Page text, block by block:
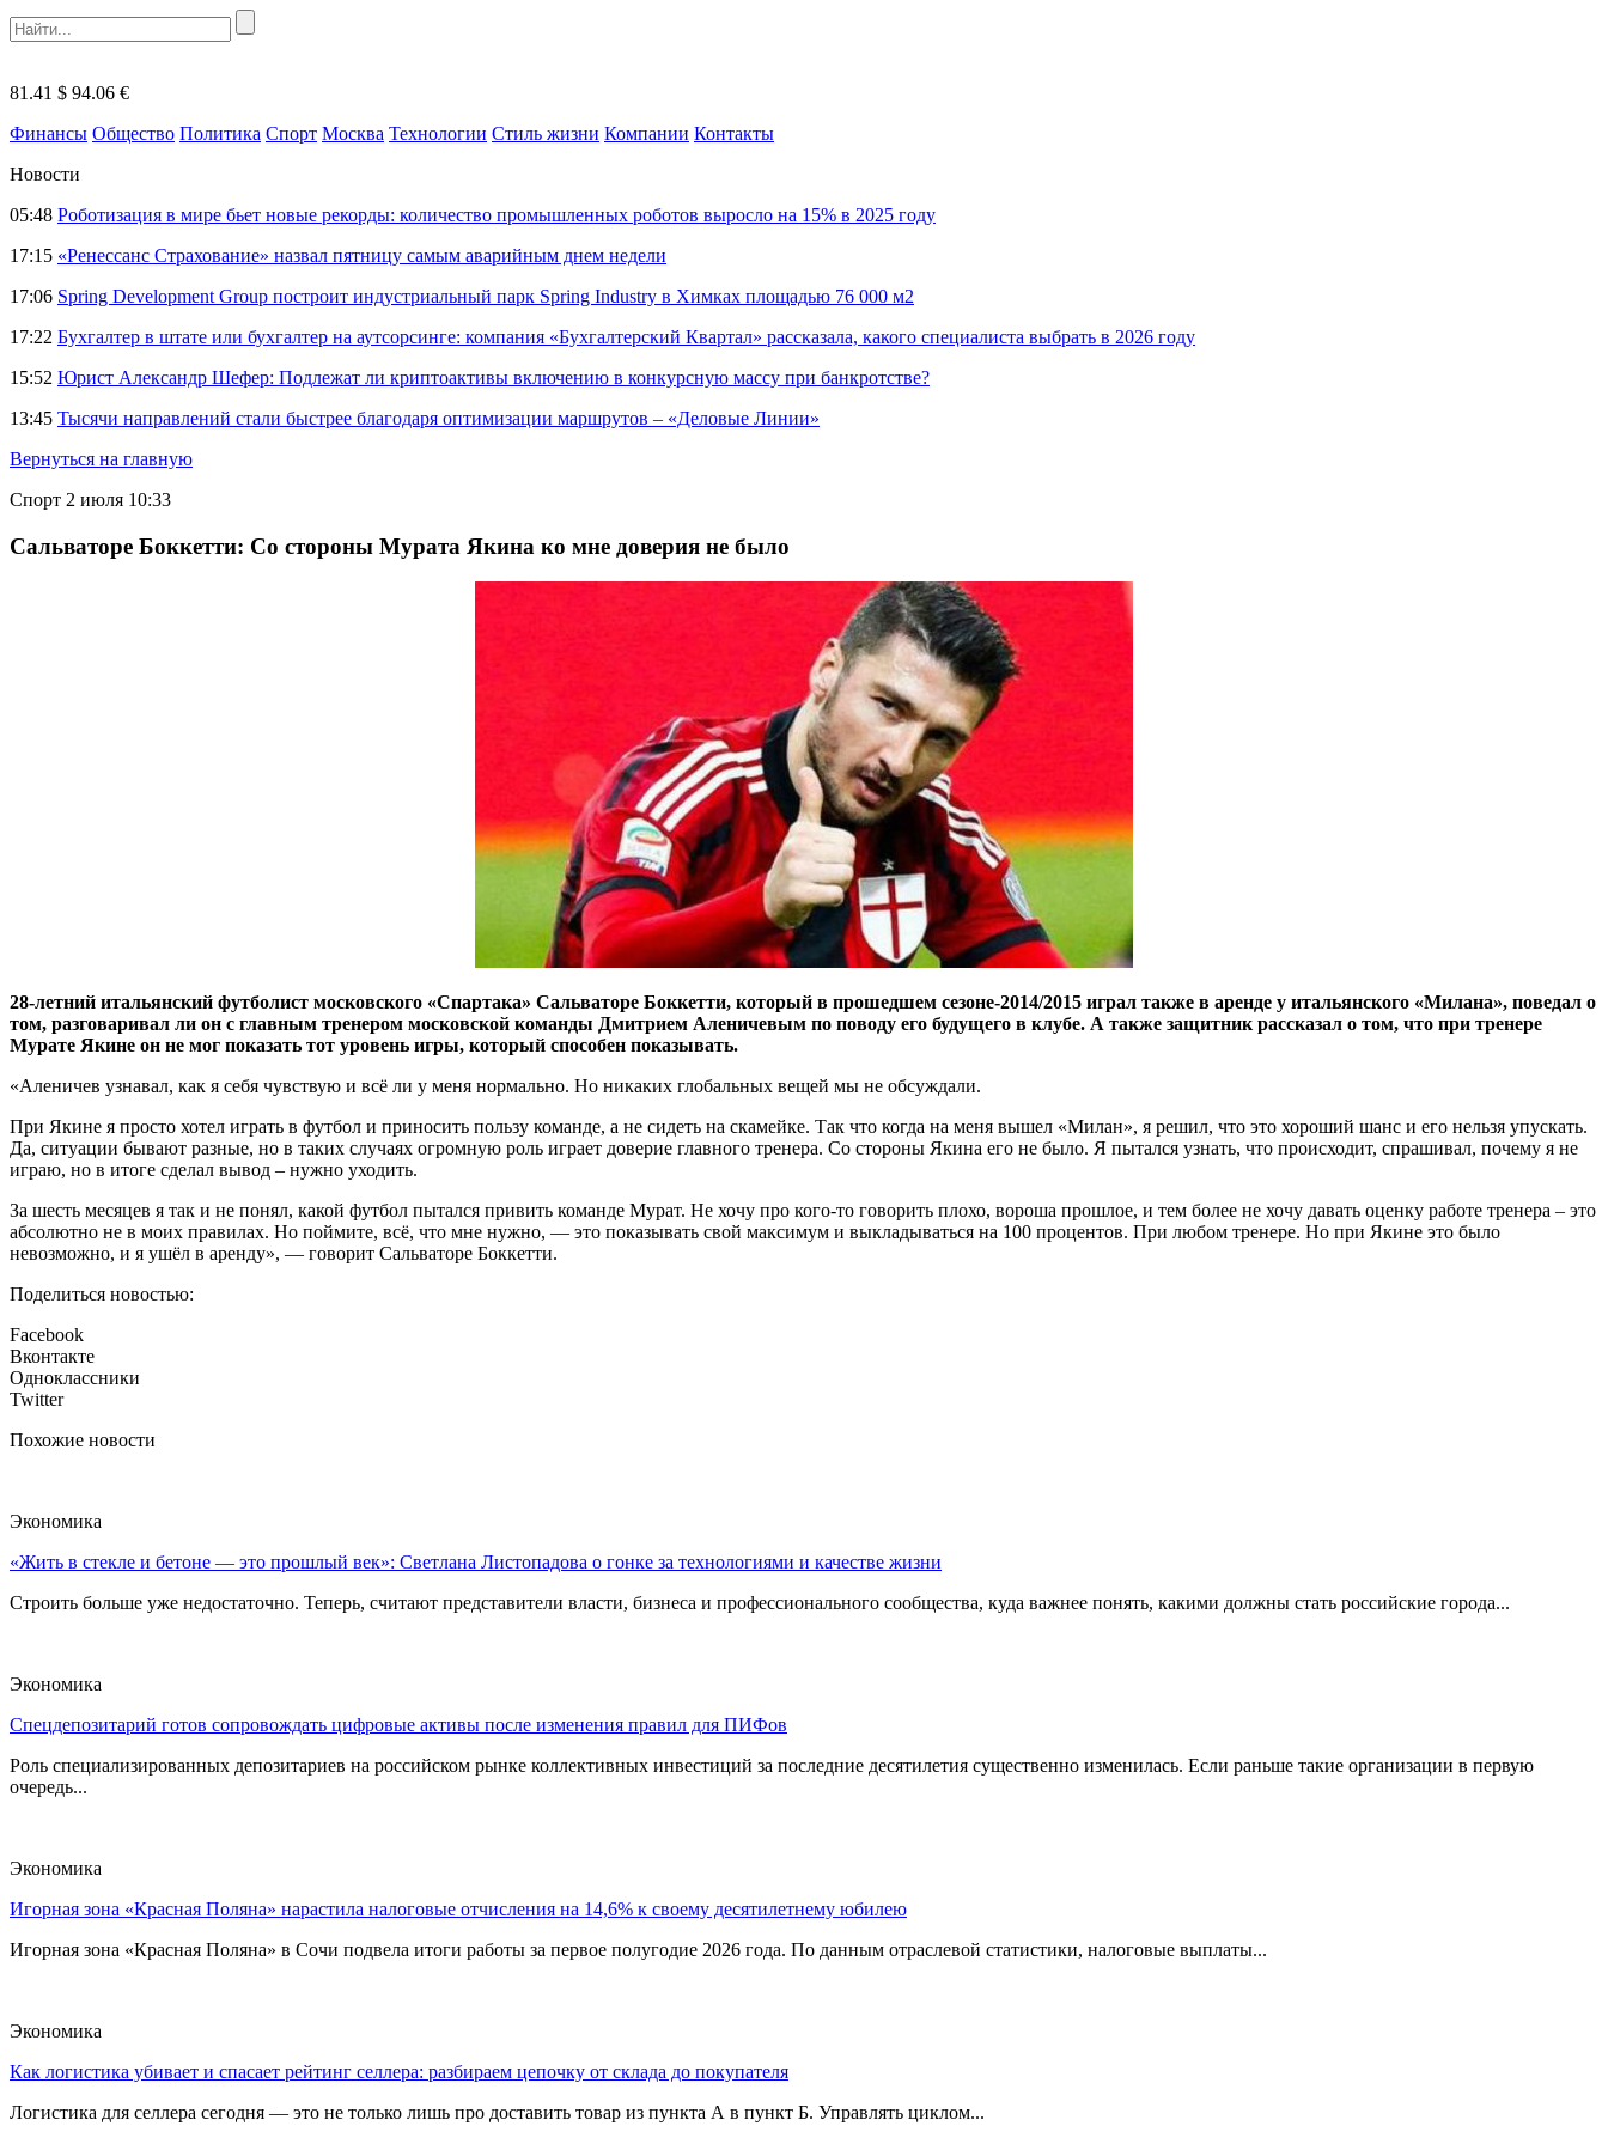
81.41 $ 94.06 €
Финансы Общество Политика Спорт Москва Технологии Стиль жизни Компании Контакты
Новости
05:48 Роботизация в мире бьет новые рекорды: количество промышленных роботов выросло на 15% в 2025 году
17:15 «Ренессанс Страхование» назвал пятницу самым аварийным днем недели
17:06 Spring Development Group построит индустриальный парк Spring Industry в Химках площадью 76 000 м2
17:22 Бухгалтер в штате или бухгалтер на аутсорсинге: компания «Бухгалтерский Квартал» рассказала, какого специалиста выбрать в 2026 году
15:52 Юрист Александр Шефер: Подлежат ли криптоактивы включению в конкурсную массу при банкротстве?
13:45 Тысячи направлений стали быстрее благодаря оптимизации маршрутов – «Деловые Линии»
Вернуться на главную
Спорт 2 июля 10:33
Сальваторе Боккетти: Со стороны Мурата Якина ко мне доверия не было
28-летний итальянский футболист московского «Спартака» Сальваторе Боккетти, который в прошедшем сезоне-2014/2015 играл также в аренде у итальянского «Милана», поведал о
том, разговаривал ли он с главным тренером московской команды Дмитрием Аленичевым по поводу его будущего в клубе. А также защитник рассказал о том, что при тренере
Мурате Якине он не мог показать тот уровень игры, который способен показывать.
«Аленичев узнавал, как я себя чувствую и всё ли у меня нормально. Но никаких глобальных вещей мы не обсуждали.
При Якине я просто хотел играть в футбол и приносить пользу команде, а не сидеть на скамейке. Так что когда на меня вышел «Милан», я решил, что это хороший шанс и его нельзя упускать.
Да, ситуации бывают разные, но в таких случаях огромную роль играет доверие главного тренера. Со стороны Якина его не было. Я пытался узнать, что происходит, спрашивал, почему я не
играю, но в итоге сделал вывод – нужно уходить.
За шесть месяцев я так и не понял, какой футбол пытался привить команде Мурат. Не хочу про кого-то говорить плохо, вороша прошлое, и тем более не хочу давать оценку работе тренера – это
абсолютно не в моих правилах. Но поймите, всё, что мне нужно, — это показывать свой максимум и выкладываться на 100 процентов. При любом тренере. Но при Якине это было
невозможно, и я ушёл в аренду», — говорит Сальваторе Боккетти.
Поделиться новостью:
Facebook
Вконтакте
Одноклассники
Twitter
Похожие новости
Экономика
«Жить в стекле и бетоне — это прошлый век»: Светлана Листопадова о гонке за технологиями и качестве жизни
Строить больше уже недостаточно. Теперь, считают представители власти, бизнеса и профессионального сообщества, куда важнее понять, какими должны стать российские города...
Экономика
Спецдепозитарий готов сопровождать цифровые активы после изменения правил для ПИФов
Роль специализированных депозитариев на российском рынке коллективных инвестиций за последние десятилетия существенно изменилась. Если раньше такие организации в первую
очередь...
Экономика
Игорная зона «Красная Поляна» нарастила налоговые отчисления на 14,6% к своему десятилетнему юбилею
Игорная зона «Красная Поляна» в Сочи подвела итоги работы за первое полугодие 2026 года. По данным отраслевой статистики, налоговые выплаты...
Экономика
Как логистика убивает и спасает рейтинг селлера: разбираем цепочку от склада до покупателя
Логистика для селлера сегодня — это не только лишь про доставить товар из пункта А в пункт Б. Управлять циклом...